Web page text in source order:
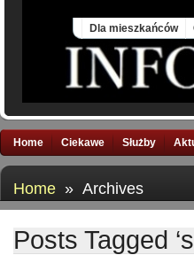
Dla mieszkańców
Home Ciekawe Służby
Home » Archives
Posts Tagged